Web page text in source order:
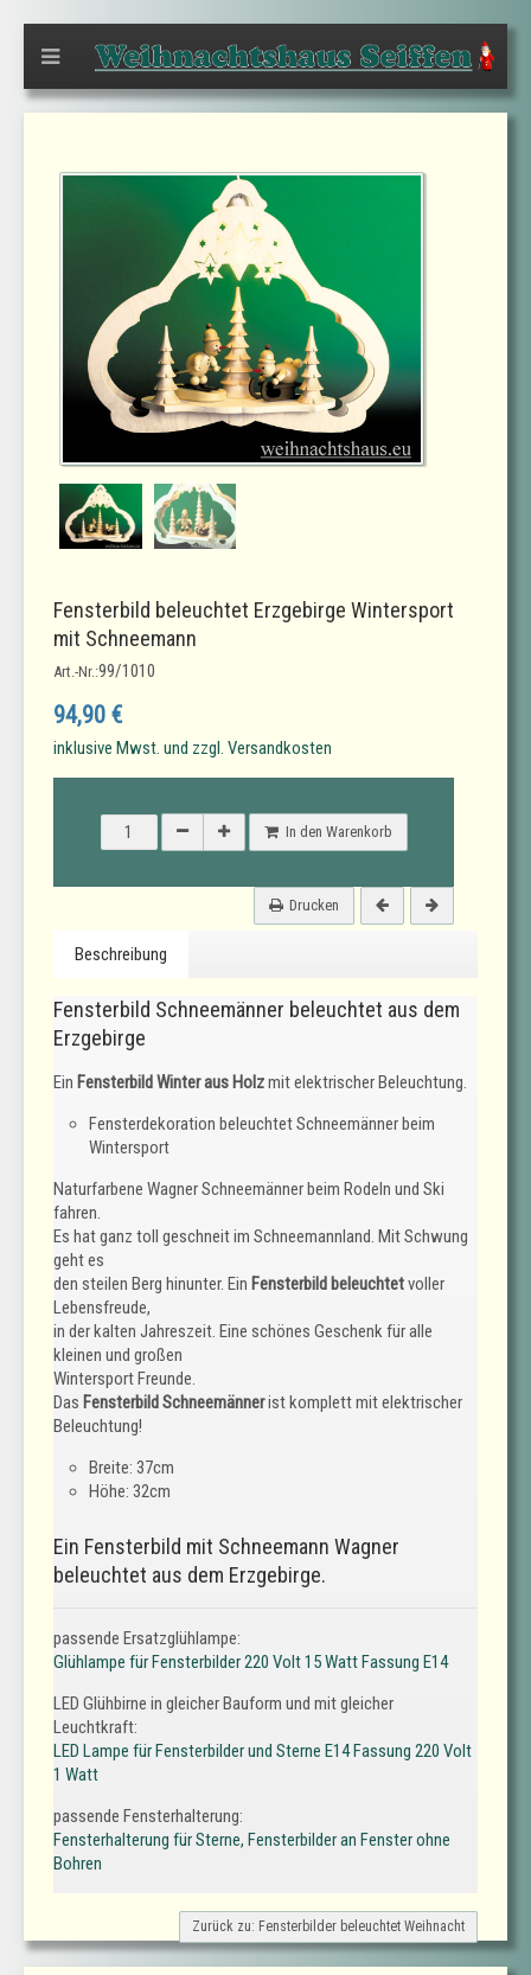
Fensterbild beleuchtet Erzgebirge Wintersport
mit Schneemann
Art.-Nr.:99/1010
94,90 €
inklusive Mwst. und zzgl. Versandkosten
In den Warenkorb
Drucken
Beschreibung
Fensterbild Schneemänner beleuchtet aus dem
Erzgebirge
Ein Fensterbild Winter aus Holzmit elektrischer Beleuchtung.
Fensterdekoration beleuchtet Schneemänner beim
Wintersport
Naturfarbene Wagner Schneemänner beim Rodeln und Ski
fahren.
Es hat ganz toll geschneit im Schneemannland. Mit Schwung
geht es
den steilen Berg hinunter. Ein Fensterbild beleuchtetvoller
Lebensfreude,
in der kalten Jahreszeit. Eine schönes Geschenk für alle
kleinen und großen
Wintersport Freunde.
Das Fensterbild Schneemännerist komplett mit elektrischer
Beleuchtung!
Breite: 37cm
Höhe: 32cm
Ein Fensterbild mit Schneemann Wagner
beleuchtet aus dem Erzgebirge.
passende Ersatzglühlampe:
Glühlampe für Fensterbilder 220 Volt 15 Watt Fassung E14
LED Glühbirne in gleicher Bauform und mit gleicher
Leuchtkraft:
LED Lampe für Fensterbilder und Sterne E14 Fassung 220 Volt
1 Watt
passende Fensterhalterung:
Fensterhalterung für Sterne, Fensterbilder an Fenster ohne
Bohren
Zurück zu: Fensterbilder beleuchtet Weihnacht